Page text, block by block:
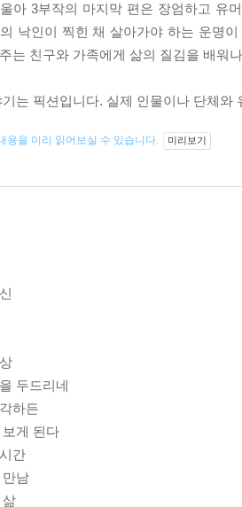
아 3부작의 마지막 편은 장엄하고 유
낙인이 찍힌 채 살아가야 하는 운명
는 친구와 가족에게 삶의 질김을 배워
는 픽션입니다. 실제 인물이나 단체와
용을 미리 읽어보실 수 있습니다. 미리보기
두드리네
하든
보게 된다
간
만남
삶